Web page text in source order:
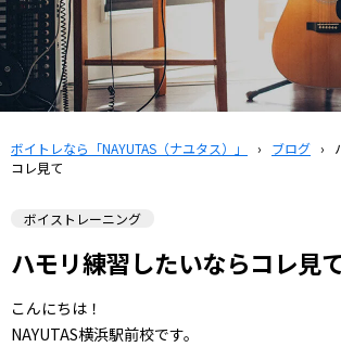
ボイトレなら「NAYUTAS（ナユタス）」 › ブログ ›
コレ見て
ボイストレーニング
ハモリ練習したいならコレ見
こんにちは！
NAYUTAS横浜駅前校です。